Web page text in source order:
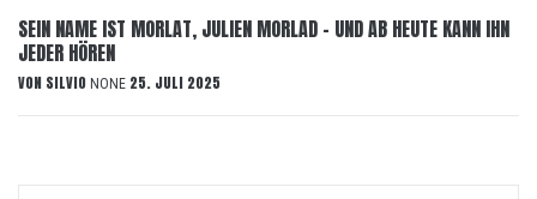
SEIN NAME IST MORLAT, JULIEN MORLAD – UND AB HEUTE KANN IHN
JEDER HÖREN
VON SILVIO NONE 25. JULI 2025